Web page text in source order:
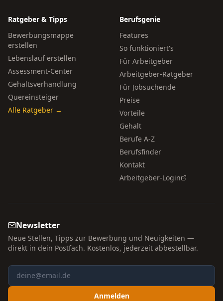
Ratgeber & Tipps
Bewerbungsmappe
erstellen
Lebenslauf erstellen
Assessment-Center
Gehaltsverhandlung
Quereinsteiger
Alle Ratgeber →
Berufsgenie
Features
So funktioniert's
Für Arbeitgeber
Arbeitgeber-Ratgeber
Für Jobsuchende
Preise
Vorteile
Gehalt
Berufe A-Z
Berufsfinder
Kontakt
Arbeitgeber-Login
Newsletter
Neue Stellen, Tipps zur Bewerbung und Neuigkeiten —
direkt in dein Postfach. Kostenlos, jederzeit abbestellbar.
Anmelden